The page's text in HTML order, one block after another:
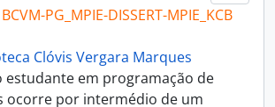
PG_MPIE-DISSERT-MPIE_KCB
Clóvis Vergara Marques
estudante em programação de
ocorre por intermédio de um